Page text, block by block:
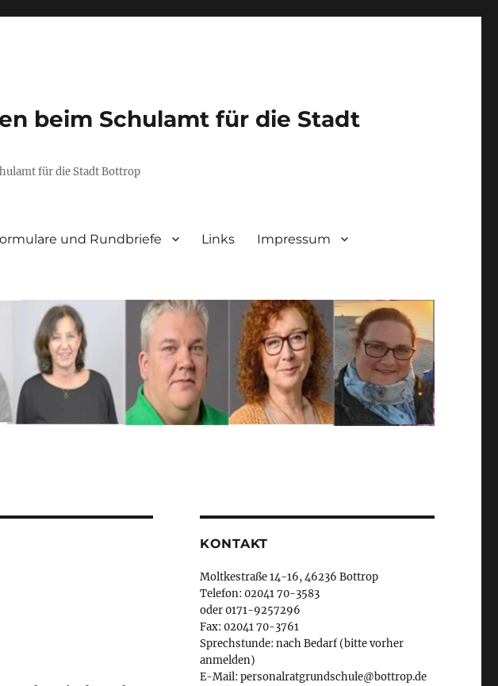
beim Schulamt für die Stadt
für die Stadt Bottrop
und Rundbriefe Links Impressum
KONTAKT
Moltkestraße 14-16, 46236 Bottrop
Telefon: 02041 70-3583
oder 0171-9257296
Fax: 02041 70-3761
Sprechstunde: nach Bedarf (bitte vorher
anmelden)
E-Mail: personalratgrundschule@bottrop.de